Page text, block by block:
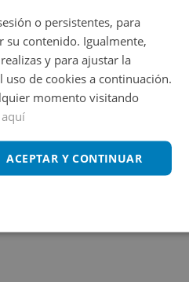
o persistentes, para
su contenido. Igualmente,
y para ajustar la
de cookies a continuación.
momento visitando
aquí
ACEPTAR Y CONTINUAR